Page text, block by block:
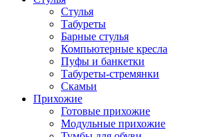
Стулья
Табуреты
Барные стулья
Компьютерные кресла
Пуфы и банкетки
Табуреты-стремянки
Скамьи
Прихожие
Готовые прихожие
Модульные прихожие